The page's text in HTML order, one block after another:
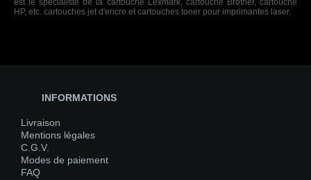
est le spécialiste de la cartouche Lexmark, cartouche Brother, cartouche
HP, etc. cartouches jet d'encre et cartouches toner pour imprimantes laser.
INFORMATIONS
Livraison
Mentions légales
C.G.V.
Modes de paiement
FAQ